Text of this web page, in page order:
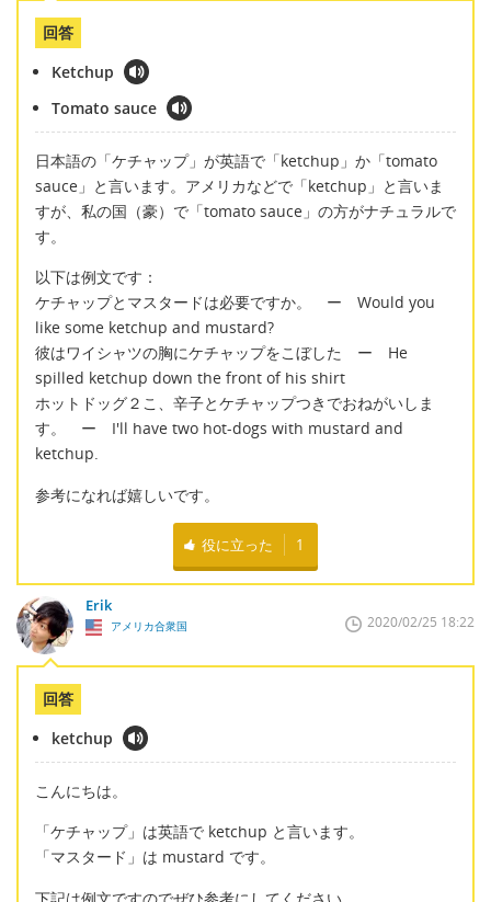
回答
Ketchup
Tomato sauce
日本語の「ケチャップ」が英語で「ketchup」か「tomato
sauce」と言います。アメリカなどで「ketchup」と言いま
すが、私の国（豪）で「tomato sauce」の方がナチュラルで
す。
以下は例文です：
ケチャップとマスタードは必要ですか。 ー Would you
like some ketchup and mustard?
彼はワイシャツの胸にケチャップをこぼした ー He
spilled ketchup down the front of his shirt
ホットドッグ２こ、辛子とケチャップつきでおねがいしま
す。 ー I'll have two hot-dogs with mustard and
ketchup.
参考になれば嬉しいです。
役に立った 1
Erik
アメリカ合衆国 2020/02/25 18:22
回答
ketchup
こんにちは。
「ケチャップ」は英語で ketchup と言います。
「マスタード」は mustard です。
下記は例文ですのでぜひ参考にしてください。